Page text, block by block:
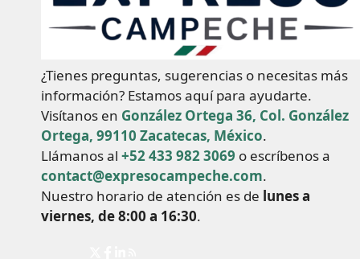
¿Tienes preguntas, sugerencias o necesitas más
información? Estamos aquí para ayudarte.
Visítanos en González Ortega 36, Col. González
Ortega, 99110 Zacatecas, México.
Llámanos al +52 433 982 3069 o escríbenos a
contact@expresocampeche.com.
Nuestro horario de atención es de lunes a
viernes, de 8:00 a 16:30.